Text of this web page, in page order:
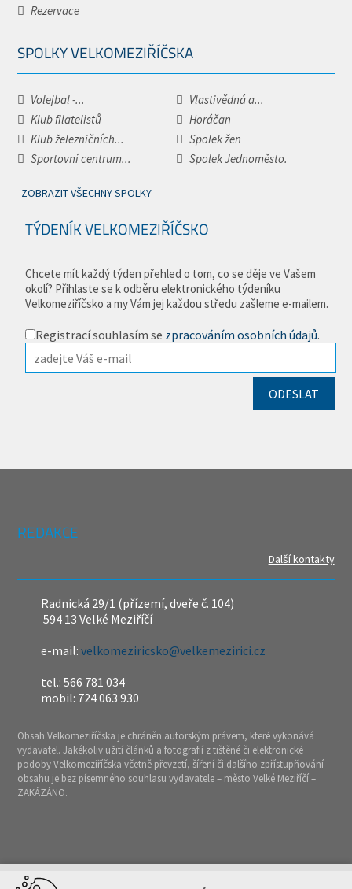
Rezervace
SPOLKY VELKOMEZIŘÍČSKA
Volejbal -...
Vlastivědná a...
Klub filatelistů
Horáčan
Klub železničních...
Spolek žen
Sportovní centrum...
Spolek Jednoměsto.
ZOBRAZIT VŠECHNY SPOLKY
TÝDENÍK VELKOMEZIŘÍČSKO
Chcete mít každý týden přehled o tom, co se děje ve Vašem
okolí? Přihlaste se k odběru elektronického týdeníku
Velkomeziříčsko a my Vám jej každou středu zašleme e-mailem.
Registrací souhlasím se zpracováním osobních údajů.
REDAKCE
Další kontakty
Radnická 29/1 (přízemí, dveře č. 104)
594 13 Velké Meziříčí
e-mail:velkomeziricsko@velkemezirici.cz
tel.: 566 781 034
mobil: 724 063 930
Obsah Velkomeziříčska je chráněn autorským právem, které vykonává
vydavatel. Jakékoliv užití článků a fotografií z tištěné či elektronické
podoby Velkomeziříčska včetně převzetí, šíření či dalšího zpřístupňování
obsahu je bez písemného souhlasu vydavatele – město Velké Meziříčí –
ZAKÁZÁNO.